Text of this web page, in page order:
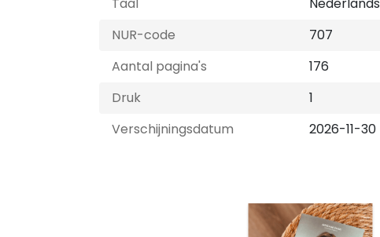
NUR-code
707
Aantal pagina's
176
Druk
1
Verschijningsdatum
2026-11-30